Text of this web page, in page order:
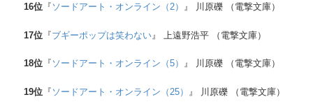
16位 『 ソードアート・オンライン（2） 』 川原礫 （電撃文庫）
17位 『ブギーポップは笑わない 』 上遠野浩平 （電撃文庫）
18位 『 ソードアート・オンライン（5） 』 川原礫 （電撃文庫）
19位 『 ソードアート・オンライン（25） 』 川原礫 （電撃文庫）